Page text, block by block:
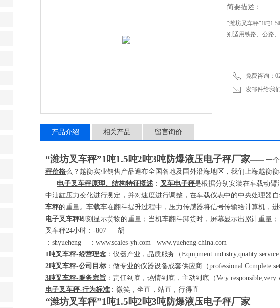
简要描述：
“潍坊叉车秤"1吨
别适用铁路、公路
免费咨询：
发邮件给我
产品介绍 相关产品 留言询价
“潍坊叉车秤”1 吨1.5吨2吨3吨防爆液压电子秤厂家—— 一
秤价格么？越衡实业销售产品遍布全国各地及国外沿海地区，我们上海越衡衡
电子叉车秤原理、结构特征概述 ： 叉车电子秤是根据分别安装在车载动臂
中油缸压力变化进行测定，并对速度进行调整，在车载仪表中的中央处理器
车秤的重量。车载车在翻斗提升过程中，压力传感器将信号传输给计算机，
电子叉车秤即刻显示货物的重量；当机车翻斗卸货时，屏幕显示出累计重量
叉车秤24小时： -807 胡
： shyueheng ： www.scales-yh.com www.yueheng-china.com
1吨叉车秤-经营理念 ：仪器产业，品质服务（Equipment industry,quality service
2吨叉车秤-公司目标 ：做专业的仪器设备成套供应商（professional Complete
3吨叉车秤-服务宗旨 ：责任到底，热情到底，主动到底（Very
电子叉车秤-行为标准 ：微笑，坐直，站直，行得直
“潍坊叉车秤”1 吨1.5吨2吨3吨防爆液压电子秤厂家